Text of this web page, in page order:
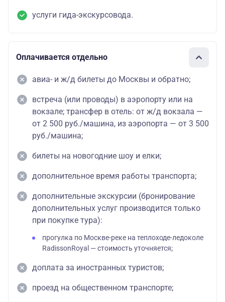
услуги гида-экскурсовода.
Оплачивается отдельно
авиа- и ж/д билеты до Москвы и обратно;
встреча (или проводы) в аэропорту или на
вокзале; трансфер в отель: от ж/д вокзала —
от 2 500 руб./машина, из аэропорта — от 3 500
руб./машина;
билеты на новогодние шоу и елки;
дополнительное время работы транспорта;
дополнительные экскурсии (бронирование
дополнительных услуг производится только
при покупке тура):
прогулка по Москве-реке на теплоходе-ледоколе
RadissonRoyal — стоимость уточняется;
доплата за иностранных туристов;
проезд на общественном транспорте;